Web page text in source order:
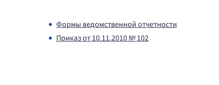
Формы ведомственной отчетности
Приказ от 10.11.2010 № 102